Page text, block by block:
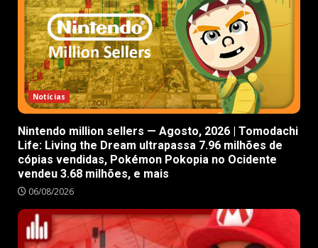
Notícias
Nintendo million sellers — Agosto, 2026 | Tomodachi
Life: Living the Dream ultrapassa 7.96 milhões de
cópias vendidas, Pokémon Pokopia no Ocidente
vendeu 3.68 milhões, e mais
06/08/2026